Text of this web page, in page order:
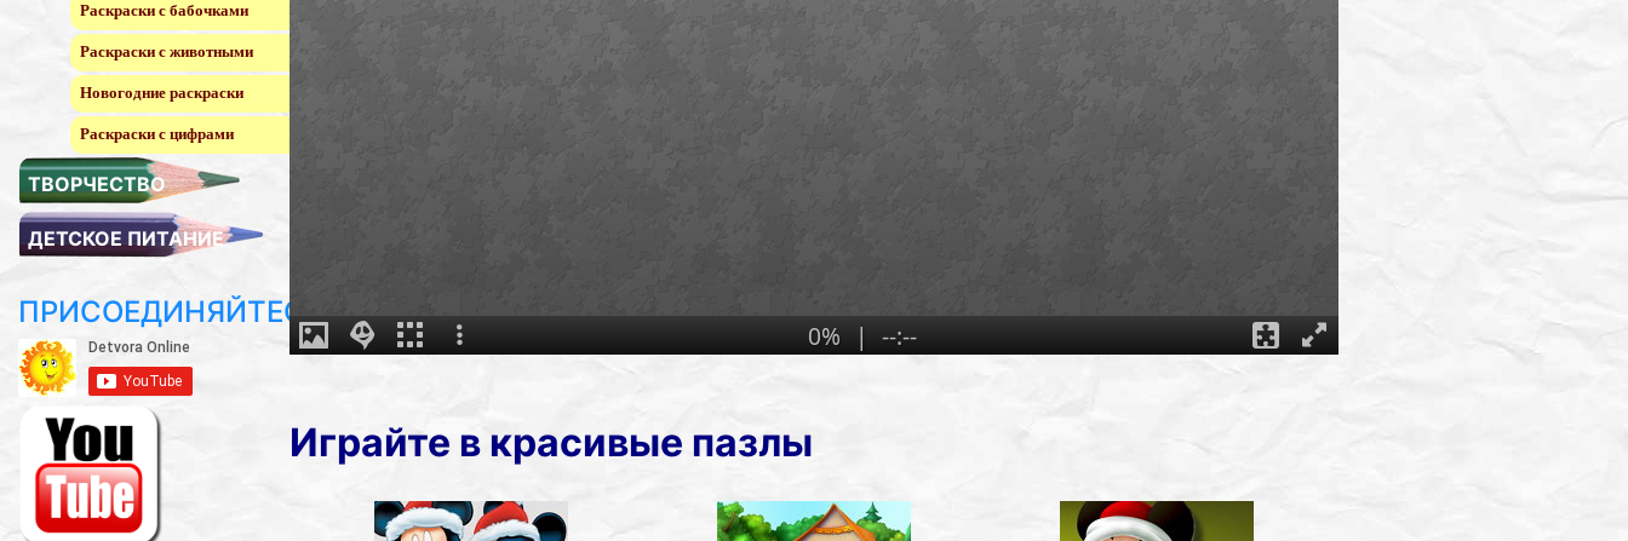
Раскраски с бабочками
Раскраски с животными
Новогодние раскраски
Раскраски с цифрами
ТВОРЧЕСТВО
ДЕТСКОЕ ПИТАНИЕ
ПРИСОЕДИНЯЙТЕСЬ!
Играйте в красивые пазлы